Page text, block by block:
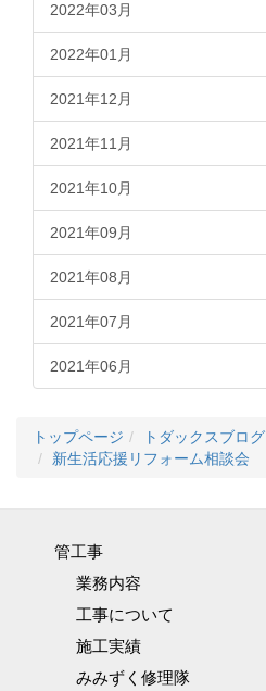
2022年03月
2022年01月
2021年12月
2021年11月
2021年10月
2021年09月
2021年08月
2021年07月
2021年06月
トップページ
トダックスブログ
新生活応援リフォーム相談会
管工事
業務内容
工事について
施工実績
みみずく修理隊